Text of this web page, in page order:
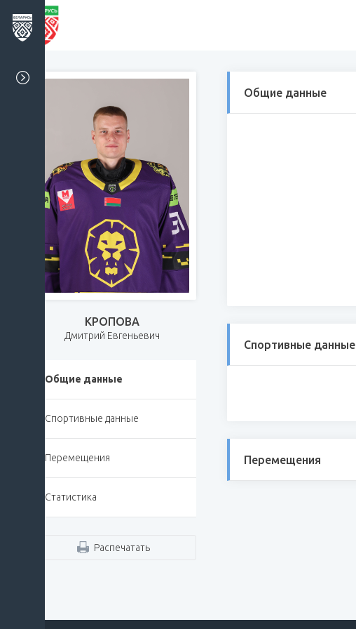
КРОПОВА
Дмитрий Евгеньевич
Общие данные
Спортивные данные
Перемещения
Статистика
Распечатать
Общие данные
Спортивные данные
Перемещения